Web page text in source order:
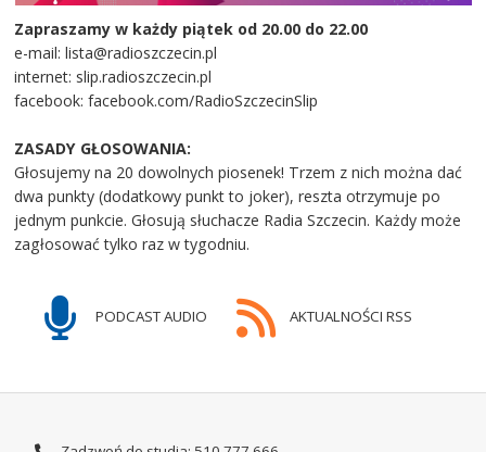
Zapraszamy w każdy piątek od 20.00 do 22.00
e-mail: lista@radioszczecin.pl
internet: slip.radioszczecin.pl
facebook: facebook.com/RadioSzczecinSlip
ZASADY GŁOSOWANIA:
Głosujemy na 20 dowolnych piosenek! Trzem z nich można dać
dwa punkty (dodatkowy punkt to joker), reszta otrzymuje po
jednym punkcie. Głosują słuchacze Radia Szczecin. Każdy może
zagłosować tylko raz w tygodniu.
PODCAST AUDIO AKTUALNOŚCI RSS